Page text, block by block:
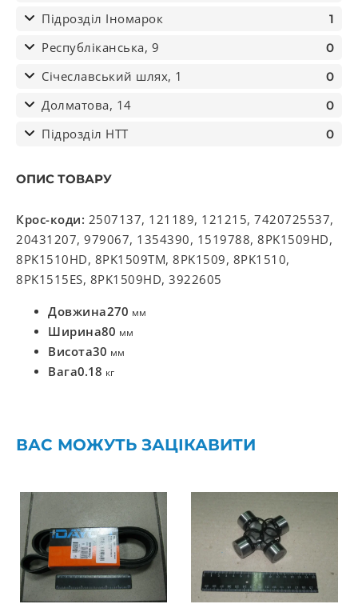
Підрозділ Іномарок 1
Республіканська, 9 0
Січеславський шлях, 1 0
Долматова, 14 0
Підрозділ НТТ 0
ОПИС ТОВАРУ
Крос-коди: 2507137, 121189, 121215, 7420725537,
20431207, 979067, 1354390, 1519788, 8PK1509HD,
8PK1510HD, 8PK1509TM, 8PK1509, 8PK1510,
8PK1515ES, 8PK1509HD, 3922605
Довжина270 мм
Ширина80 мм
Висота30 мм
Вага0.18 кг
ВАС МОЖУТЬ ЗАЦІКАВИТИ